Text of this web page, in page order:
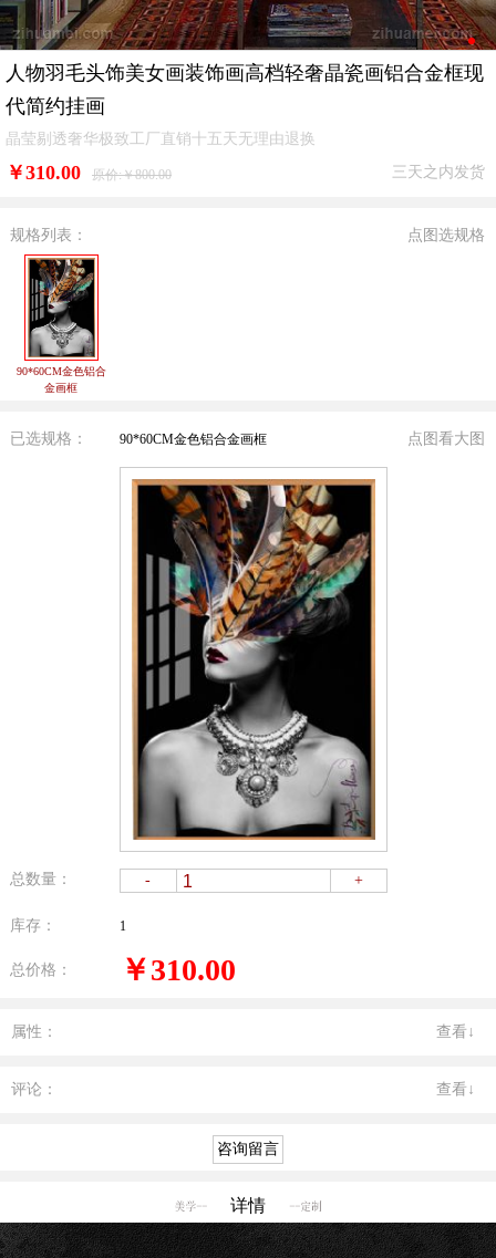
人物羽毛头饰美女画装饰画高档轻奢晶瓷画铝合金框现
代简约挂画
晶莹剔透奢华极致工厂直销十五天无理由退换
￥310.00 原价:￥800.00 三天之内发货
规格列表： 点图选规格
90*60CM金色铝合
金画框
已选规格： 90*60CM金色铝合金画框 点图看大图
总数量： - +
库存： 1
总价格： ￥310.00
属性： 查看↓
评论： 查看↓
详情